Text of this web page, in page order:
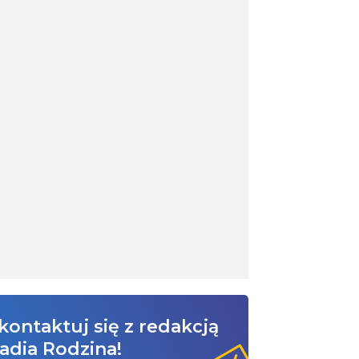
się z redakcją
Rodzina!